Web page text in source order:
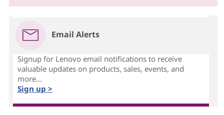
Email Alerts
Signup for Lenovo email notifications to receive
valuable updates on products, sales, events, and
more...
Sign up >